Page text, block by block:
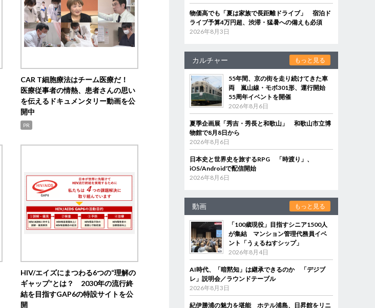
CAR T細胞療法はチーム医療だ！
医療従事者の情熱、患者さんの思い
を伝えるドキュメンタリー動画を公
開中
PR
HIV/エイズにまつわる6つの“理解の
ギャップ”とは？ 2030年の流行終
結を目指すGAP6の特設サイトを公
開
物価高でも「夏は家族で長距離ドライブ」 宿泊ド
ライブ予算4万円超、渋滞・猛暑への備えも必須
2026年8月3日
カルチャー もっと見る
55年間、京の街を走り続けてきた車
両 嵐山線・モボ301形、運行開始
55周年イベントを開催
2026年8月6日
夏季企画展「秀吉・秀長と和歌山」 和歌山市立博
物館で8月8日から
2026年8月6日
日本史と世界史を旅するRPG 「時渡り」、
iOS/Androidで配信開始
2026年8月6日
動画 もっと見る
「100歳現役」目指すシニア1500人
が集結 マンション管理代務員イベ
ント「うぇるねすシップ」
2026年8月4日
AI時代、「暗黙知」は継承できるのか 「デジブ
レ」説明会／ラウンドテーブル
2026年8月3日
紀伊勝浦の魅力を堪能 ホテル浦島、日昇館をリニ